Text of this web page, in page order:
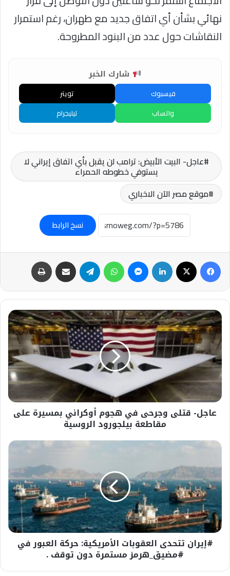
نهائي بشأن أي اتفاق جديد مع طهران، رغم استمرار
النقاشات حول عدد من البنود المطروحة.
شارك الخبر
فيسبوك
تويتر
واتساب
تيليجرام
عاجل- البيت الأبيض: ترامب لن يقبل بأي اتفاق إيراني لا
يستوفي خطوطه الحمراء
موقع مصر الآن الاخباري
نسخ الرابط
فيسبوك لينكدإن ماسنجر واتساب تيلقرام مشاركة عبر البريد
عاجل-
قتلى
وجرحى
في
هجوم
أوكراني
بمسيرة
على
مقاطعة
بيلجورود
عاجل- قتلى وجرحى في هجوم أوكراني بمسيرة على
مقاطعة بيلجورود الروسية
#إيران
العقوبات
الأمريكية:
حركة
العبور
في
#مضيق_هرمز
مستمرة
دون
توقف
#إيران تتحدى العقوبات الأمريكية: حركة العبور في
#مضيق_هرمز مستمرة دون توقف .